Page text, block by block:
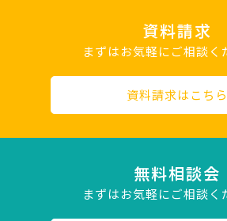
資料請求
まずはお気軽にご相談く
資料請求はこちら
無料相談会
まずはお気軽にご相談く